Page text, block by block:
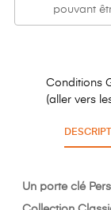
pouvant
Conditions
(aller vers
Un porte clé